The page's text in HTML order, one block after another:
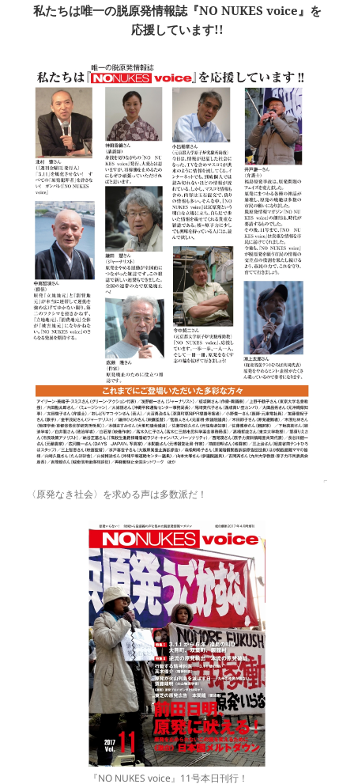
私たちは唯一の脱原発情報誌『NO NUKES voice』を
応援しています!!
〈原発なき社会〉を求める声は多数派だ！
『NO NUKES voice』11号本日刊行！